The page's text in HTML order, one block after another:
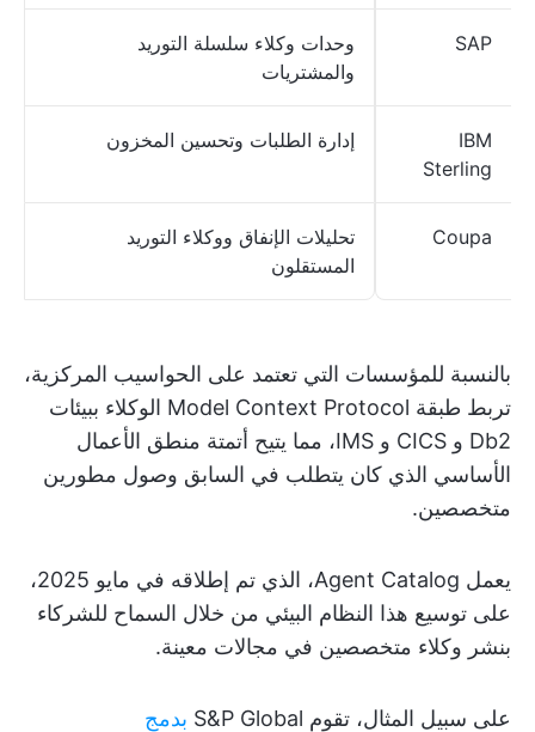
SAP
وحدات وكلاء سلسلة التوريد
والمشتريات
IBM
Sterling
إدارة الطلبات وتحسين المخزون
Coupa
تحليلات الإنفاق ووكلاء التوريد
المستقلون
بالنسبة للمؤسسات التي تعتمد على الحواسيب المركزية،
تربط طبقة Model Context Protocol الوكلاء ببيئات
Db2 و CICS و IMS، مما يتيح أتمتة منطق الأعمال
الأساسي الذي كان يتطلب في السابق وصول مطورين
متخصصين.
يعمل Agent Catalog، الذي تم إطلاقه في مايو 2025،
على توسيع هذا النظام البيئي من خلال السماح للشركاء
بنشر وكلاء متخصصين في مجالات معينة.
على سبيل المثال، تقوم S&P Global
بدمج